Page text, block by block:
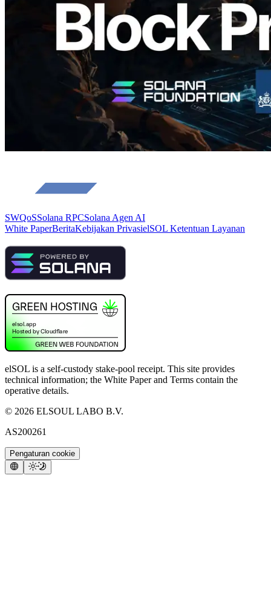
SWQoSSolana RPCSolana Agen AI
White PaperBeritaKebijakan PrivasielSOL Ketentuan Layanan
elSOL is a self-custody stake-pool receipt. This site provides
technical information; the White Paper and Terms contain the
operative details.
© 2026 ELSOUL LABO B.V.
AS200261
Pengaturan cookie